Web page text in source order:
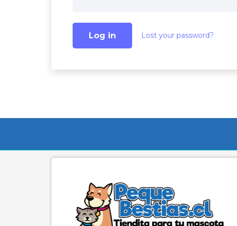
Log in Lost your password?